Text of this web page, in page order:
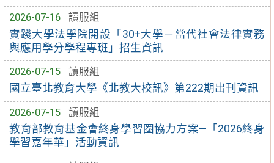
2026-07-16
讀服組
實踐大學法學院開設「30+大學－當代社會法律實務
與應用學分學程專班」招生資訊
2026-07-15
讀服組
國立臺北教育大學《北教大校訊》第222期出刊資訊
2026-07-15
讀服組
教育部教育基金會終身學習圈協力方案—「2026終身
學習嘉年華」活動資訊